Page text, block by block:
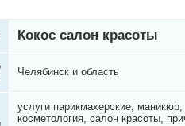
Кокос салон красоты
Челябинск и область
услуги парикмахерские,
косметология, салон красоты,